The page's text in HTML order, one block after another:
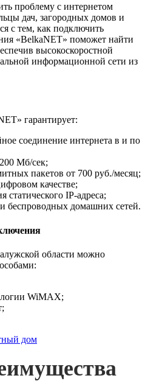
проблему с интернетом
дач, загородных домов и
с тем, как подключить
«BelkaNET» поможет найти
высокоскоростной
информационной сети из
гарантирует:
соединение интернета в и по
Мб/сек;
пакетов от 700 руб./месяц;
качестве;
статического IP-адреса;
беспроводных домашних сетей.
области можно
WiMAX;
дом